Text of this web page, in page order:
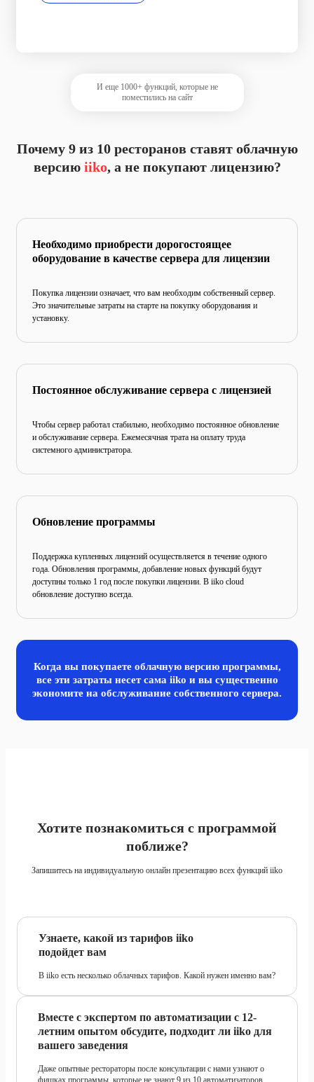
И еще 1000+ функций, которые не
поместились на сайт
Почему 9 из 10 ресторанов ставят облачную
версию iiko, а не покупают лицензию?
Необходимо приобрести дорогостоящее
оборудование в качестве сервера для лицензии
Покупка лицензии означает, что вам необходим собственный сервер.
Это значительные затраты на старте на покупку оборудования и
установку.
Постоянное обслуживание сервера с лицензией
Чтобы сервер работал стабильно, необходимо постоянное обновление
и обслуживание сервера. Ежемесячная трата на оплату труда
системного администратора.
Обновление программы
Поддержка купленных лицензий осуществляется в течение одного
года. Обновления программы, добавление новых функций будут
доступны только 1 год после покупки лицензии. В iiko cloud
обновление доступно всегда.
Когда вы покупаете облачную версию программы,
все эти затраты несет сама iiko и вы существенно
экономите на обслуживание собственного сервера.
Хотите познакомиться с программой
поближе?
Запишитесь на индивидуальную онлайн презентацию всех функций iiko
Узнаете, какой из тарифов iiko
подойдет вам
В iiko есть несколько облачных тарифов. Какой нужен именно вам?
Вместе с экспертом по автоматизации с 12-
летним опытом обсудите, подходит ли iiko для
вашего заведения
Даже опытные рестораторы после консультации с нами узнают о
фишках программы, которые не знают 9 из 10 автоматизаторов